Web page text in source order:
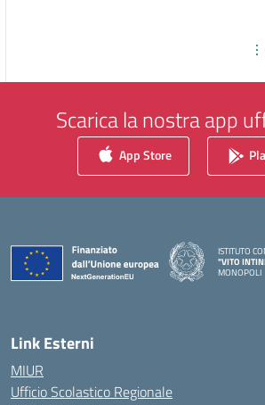
Scarica la nostra app
App Store
ISTITUTO
"VITO
MONOPOLI
Link Esterni
MIUR
Ufficio Scolastico Regionale